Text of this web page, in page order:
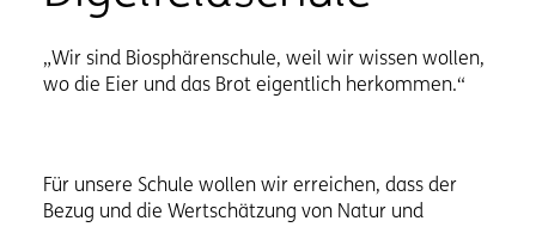
„Wir sind Biosphärenschule, weil wir wissen wollen,
wo die Eier und das Brot eigentlich herkommen.“
Für unsere Schule wollen wir erreichen, dass der
Bezug und die Wertschätzung von Natur und